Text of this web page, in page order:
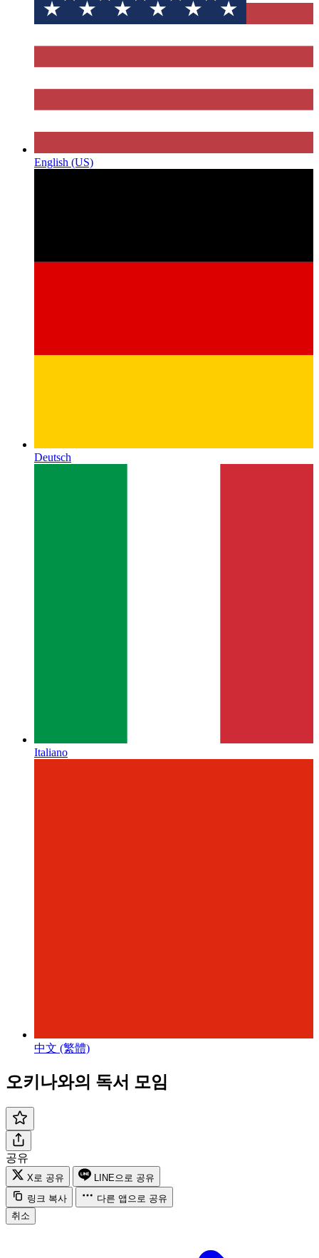
English (US)
Deutsch
Italiano
中文 (繁體)
오키나와의 독서 모임
공유
X로 공유
LINE으로 공유
링크 복사
다른 앱으로 공유
취소